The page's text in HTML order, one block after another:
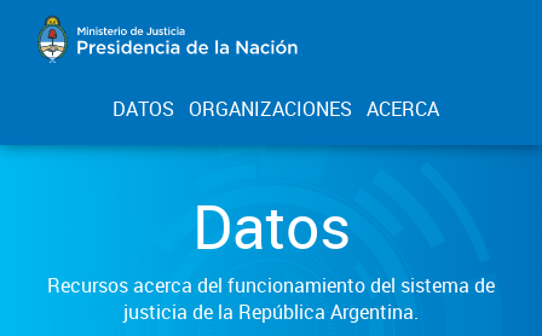
DATOS ORGANIZACIONES ACERCA
Datos
Recursos acerca del funcionamiento del sistema de
justicia de la República Argentina.